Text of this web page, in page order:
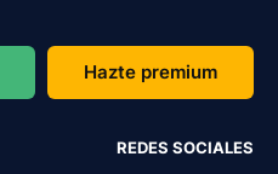
Hazte premium
REDES SOCIALES